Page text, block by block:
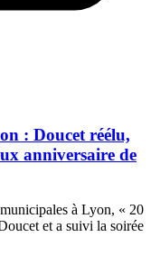
: Doucet réélu,
anniversaire de
à Lyon, « 20
et a suivi la soirée